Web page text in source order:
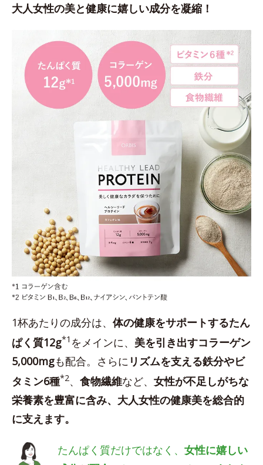
大人女性の美と健康に嬉しい成分を凝縮！
1杯あたりの成分は、 体の健康をサポートするたん
ぱく質12g*1 をメインに、 美を引き出すコラーゲン
5,000mgも配合。さらに リズムを支える鉄分やビ
タミン6種*2、 食物繊維など、 女性が不足しがちな
栄養素を豊富に含み、大人女性の健康美を総合的
に支えます。
たんぱく質だけではなく、女性に嬉しい